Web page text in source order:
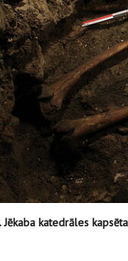
Jēkaba katedrāles